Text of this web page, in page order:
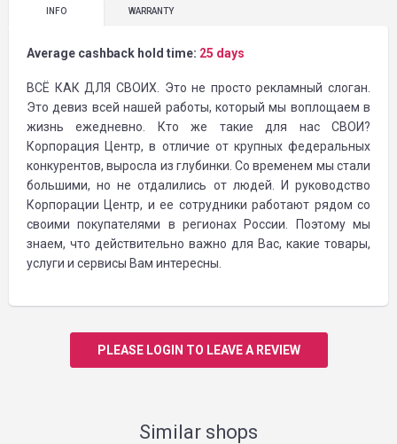
INFO WARRANTY
Average cashback hold time: 25 days
ВСЁ КАК ДЛЯ СВОИХ. Это не просто рекламный слоган.
Это девиз всей нашей работы, который мы воплощаем в
жизнь ежедневно. Кто же такие для нас СВОИ?
Корпорация Центр, в отличие от крупных федеральных
конкурентов, выросла из глубинки. Со временем мы стали
большими, но не отдалились от людей. И руководство
Корпорации Центр, и ее сотрудники работают рядом со
своими покупателями в регионах России. Поэтому мы
знаем, что действительно важно для Вас, какие товары,
услуги и сервисы Вам интересны.
PLEASE LOGIN TO LEAVE A REVIEW
Similar shops